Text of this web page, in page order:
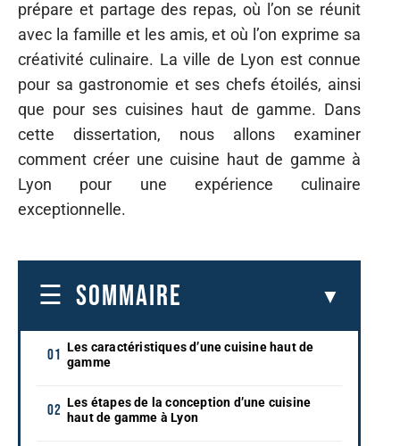
prépare et partage des repas, où l’on se réunit
avec la famille et les amis, et où l’on exprime sa
créativité culinaire. La ville de Lyon est connue
pour sa gastronomie et ses chefs étoilés, ainsi
que pour ses cuisines haut de gamme. Dans
cette dissertation, nous allons examiner
comment créer une cuisine haut de gamme à
Lyon pour une expérience culinaire
exceptionnelle.
SOMMAIRE
Les caractéristiques d’une cuisine haut de
gamme
Les étapes de la conception d’une cuisine
haut de gamme à Lyon